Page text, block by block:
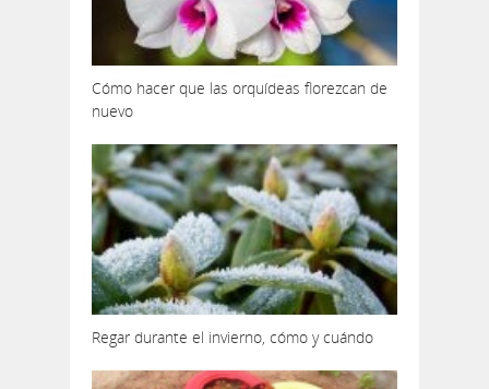
Cómo hacer que las orquídeas florezcan de
nuevo
Regar durante el invierno, cómo y cuándo